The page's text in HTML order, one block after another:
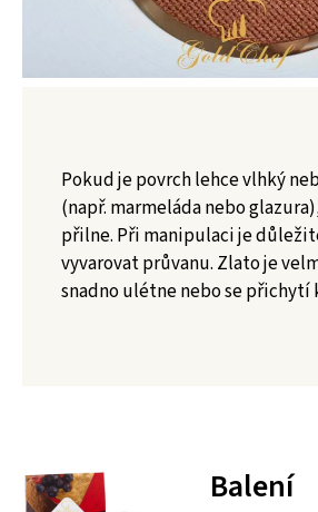
Pokud je povrch lehce vlhký
(např. marmeláda nebo
přilne. Při manipulaci je
vyvarovat průvanu. Zlato je
snadno ulétne nebo se přichytí
Balení